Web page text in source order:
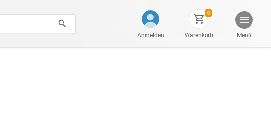
Anmelden
0
Warenkorb Menü